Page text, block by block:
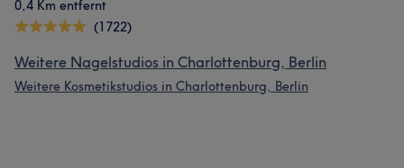
0,4 Km entfernt
(1722)
Weitere Nagelstudios in Charlottenburg, Berlin
Weitere Kosmetikstudios in Charlottenburg, Berlin